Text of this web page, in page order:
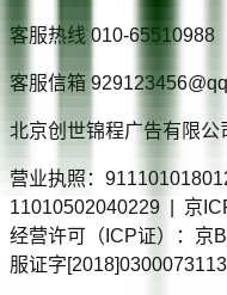
客服热线 010-65510988
客服信箱
北京创世锦程广告有限
营业执照：
11010502040229 | 京
经营许可（ICP证）：京
服证字